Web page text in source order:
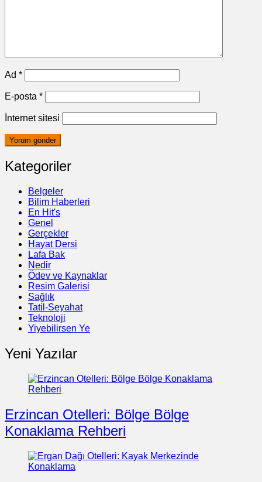
Ad *
E-posta *
İnternet sitesi
Kategoriler
Belgeler
Bilim Haberleri
En Hit's
Genel
Gerçekler
Hayat Dersi
Lafa Bak
Nedir
Ödev ve Kaynaklar
Resim Galerisi
Sağlık
Tatil-Seyahat
Teknoloji
Yiyebilirsen Ye
Yeni Yazılar
Erzincan Otelleri: Bölge Bölge
Konaklama Rehberi